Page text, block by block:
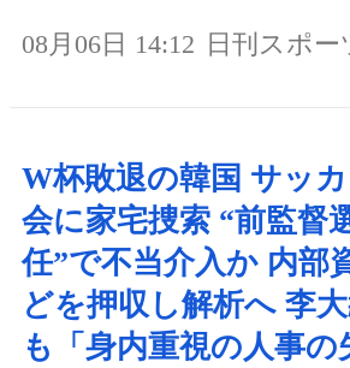
08月06日 14:12 日刊スポー
W杯敗退の韓国 サッ
会に家宅捜索 “前監督
任”で不当介入か 内部
どを押収し解析へ 李
も「身内重視の人事の